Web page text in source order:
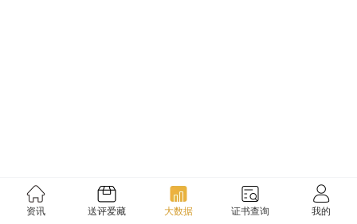
资讯 送评爱藏 大数据 证书查询 我的